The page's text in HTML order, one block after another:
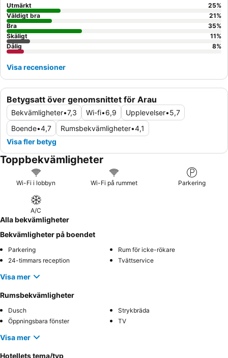
livliga huvudgatan.
Betygsatt över genomsnittet för Arau
Bekvämligheter•7,3 Wi-fi•6,9 Upplevelser•5,7
Boende•4,7 Rumsbekvämligheter•4,1
Visa fler betyg
Utmärkt 25%
Väldigt bra
21%
Bra
35%
Skäligt
11%
Dålig
8%
Visa recensioner
Toppbekvämligheter
Wi-Fi i lobbyn Wi-Fi på rummet Parkering
A/C
Alla bekvämligheter
Bekvämligheter på boendet
Parkering
Rum för icke-rökare
24-timmars reception
Tvättservice
Visa mer
Rumsbekvämligheter
Dusch
Strykbräda
Öppningsbara fönster
TV
Visa mer
Hotellets tema/typ